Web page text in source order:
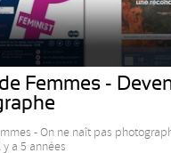
Femmes -
- On ne naît pas
y a 5 années